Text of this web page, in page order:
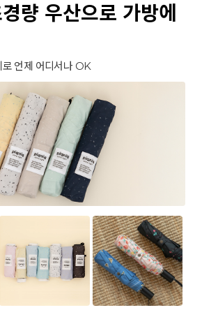
량 우산으로 가방에
언제 어디서나 OK